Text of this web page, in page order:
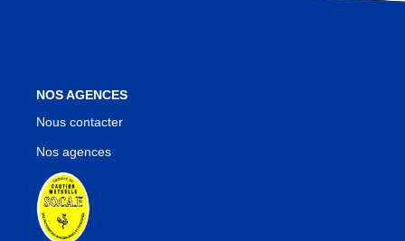
NOS AGENCES
Nous contacter
Nos agences